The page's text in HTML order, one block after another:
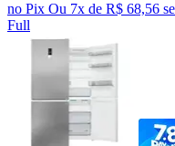
no Pix Ou 7x de R$ 68,56
Full